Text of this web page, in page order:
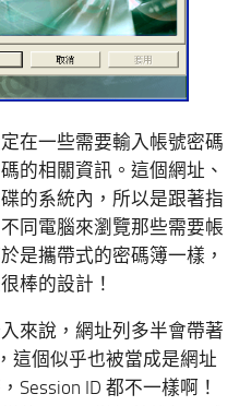
在一些需要輸入帳號密碼
的相關資訊。這個網址、
的系統內，所以是跟著指
同電腦來瀏覽那些需要帳
是攜帶式的密碼簿一樣，
棒的設計！
來說，網址列多半會帶著
這個似乎也被當成是網址
Session ID 都不一樣啊！